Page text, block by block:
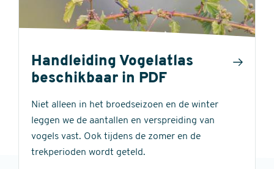
Handleiding Vogelatlas
beschikbaar in PDF
Niet alleen in het broedseizoen en de winter
leggen we de aantallen en verspreiding van
vogels vast. Ook tijdens de zomer en de
trekperioden wordt geteld.